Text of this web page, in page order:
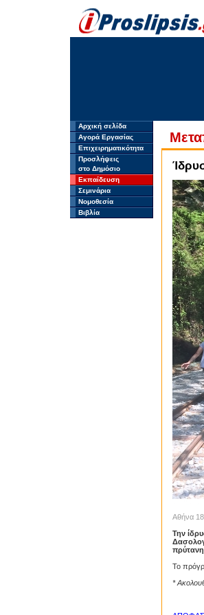
Αρχική σελίδα
Αγορά Εργασίας
Επιχειρηματικότητα
Προσλήψεις
στο Δημόσιο
Εκπαίδευση
Σεμινάρια
Νομοθεσία
Βιβλία
Αθήνα
Την
Το
*